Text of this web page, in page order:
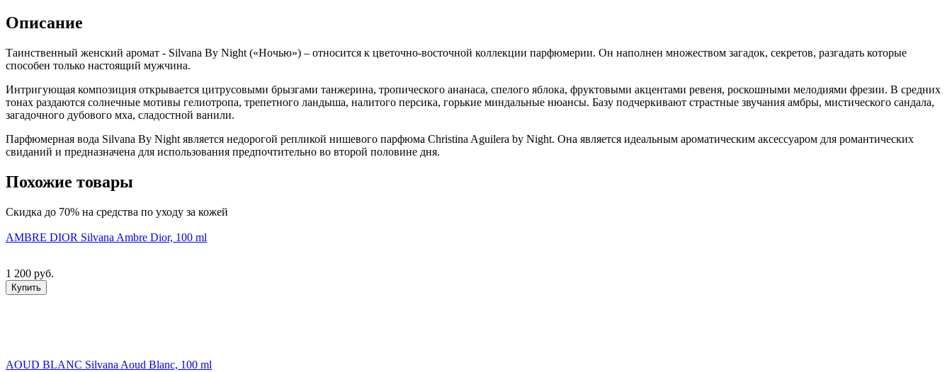
Описание
Таинственный женский аромат - Silvana By Night («Ночью») – относится к цветочно-восточной коллекции парфюмерии. Он наполнен множеством загадок, секретов, разгадать которые
способен только настоящий мужчина.
Интригующая композиция открывается цитрусовыми брызгами танжерина, тропического ананаса, спелого яблока, фруктовыми акцентами ревеня, роскошными мелодиями фрезии. В средних
тонах раздаются солнечные мотивы гелиотропа, трепетного ландыша, налитого персика, горькие миндальные нюансы. Базу подчеркивают страстные звучания амбры, мистического сандала,
загадочного дубового мха, сладостной ванили.
Парфюмерная вода Silvana By Night является недорогой репликой нишевого парфюма Christina Aguilera by Night. Она является идеальным ароматическим аксессуаром для романтических
свиданий и предназначена для использования предпочтительно во второй половине дня.
Похожие товары
Скидка до 70% на средства по уходу за кожей
AMBRE DIOR Silvana Ambre Dior, 100 ml
1 200 руб.
Купить
AOUD BLANC Silvana Aoud Blanc, 100 ml